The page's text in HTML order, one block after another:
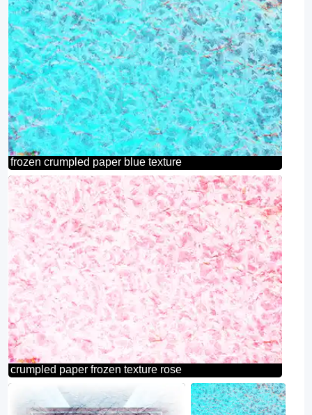
frozen crumpled paper blue texture
crumpled paper frozen texture rose